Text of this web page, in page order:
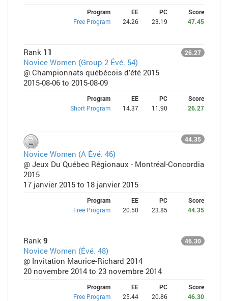
Program EE PC
Score
Free Program
24.26 23.19 47.45
Rank 11 26.27
Novice Women (Group 2 Évé. 54)
@ Championnats québécois d'été 2015
2015-08-06 to 2015-08-09
Program EE PC
Score
Short Program
14.37 11.90 26.27
44.35
Novice Women (A Évé. 46)
@ Jeux Du Québec Régionaux - Montréal-Concordia
2015
17 janvier 2015 to 18 janvier 2015
Program EE PC
Score
Free Program
20.50 23.85 44.35
Rank 9 46.30
Novice Women (Évé. 48)
@ Invitation Maurice-Richard 2014
20 novembre 2014 to 23 novembre 2014
Program EE PC
Score
Free Program
25.44 20.86 46.30